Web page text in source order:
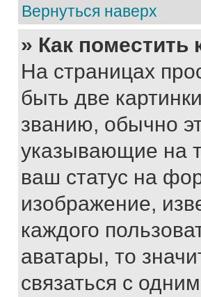
Вернуться наверх
» Как поместить
На страницах
быть две
званию, обычно
указывающие на
ваш статус на
изображение,
каждого
аватары, то
связаться с